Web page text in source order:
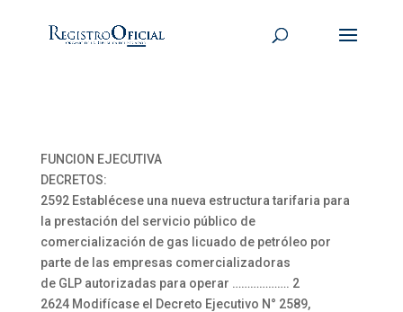
FUNCION EJECUTIVA
DECRETOS:
2592 Establécese una nueva estructura tarifaria para
la prestación del servicio público de
comercialización de gas licuado de petróleo por
parte de las empresas comercializadoras
de GLP autorizadas para operar ………………. 2
2624 Modifícase el Decreto Ejecutivo N° 2589,